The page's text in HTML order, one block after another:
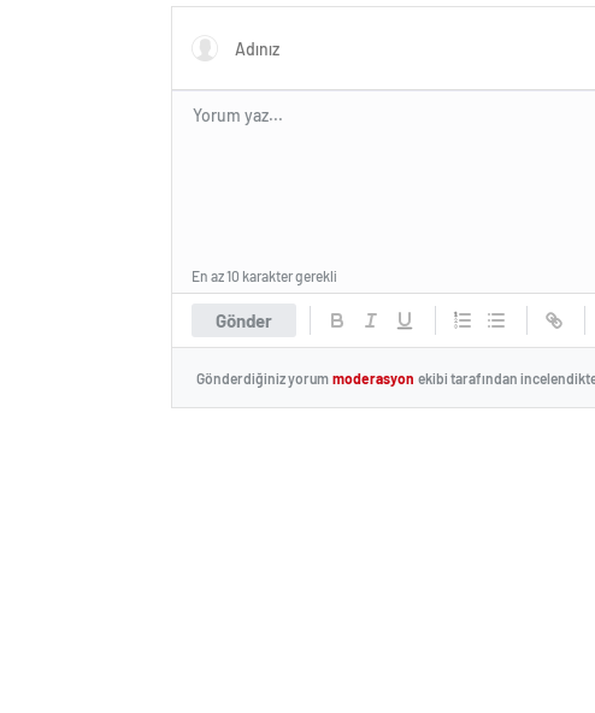
Gönder
En az 10 karakter gerekli
Gönderdiğiniz yorum moderasyon ekibi tarafından